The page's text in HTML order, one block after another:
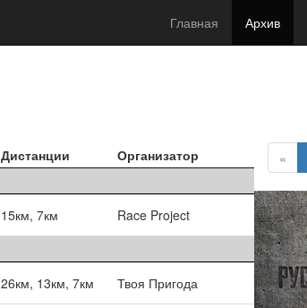
Главная Архив
Дистанции
Организатор
15км, 7км
Race Project
26км, 13км, 7км
Твоя Пригода
«